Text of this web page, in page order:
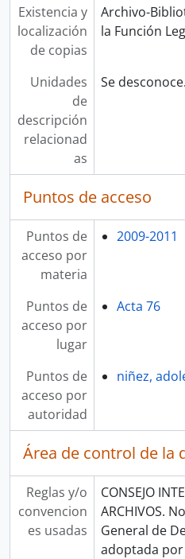
Existencia y
localización
de copias
Archivo-
la Función
Unidades
de
descripción
relacionad
as
Se desconoce.
Puntos de acceso
Puntos de
acceso por
materia
2009-2011
Puntos de
acceso por
lugar
Acta 76
Puntos de
acceso por
autoridad
niñez,
Área de control de la
Reglas y/o
convencion
es usadas
CONSEJO
ARCHIVOS.
General de
adoptada